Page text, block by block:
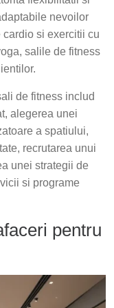
nevoilor
si exercitii cu
salile de fitness
de fitness includ
alegerea unei
a spatiului,
recrutarea unui
unei strategii de
si programe
pentru